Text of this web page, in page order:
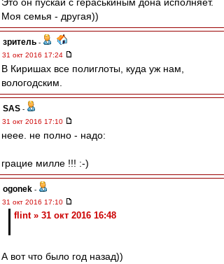
Моя семья - другая))
зpитель -
31 окт 2016 17:24
В Киришах все полиглоты, куда уж нам,
вологодским.
SAS -
31 окт 2016 17:10
неее. не полно - надо:
грацие милле !!! :-)
ogonek -
31 окт 2016 17:10
flint » 31 окт 2016 16:48
А вот что было год назад))